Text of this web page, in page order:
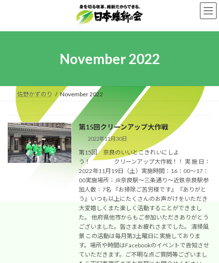
November 2022
佐野かずのり November 2022
第15回クリーンアップ大作戦
2022年11月30日
第15回 奈良のいいとこきれいにしよ
う！ クリーンアップ大作戦！！ 実 施 日：
2022年11月19日（土）実施時間：16：00～17：
00実施場所：JR奈良駅～三条通り～近鉄奈良駅参
加人数：7名 『お掃除ご苦労様です』『ありがと
う』いつも以上にたくさんのお声がけをいただき
大変嬉しくまた楽しく活動することができまし
た。 他府県他市からもご参加いただきありがとう
ございました。皆さまお疲れさまでした。 清掃風
景 この活動は毎月第3土曜日に実施しておりま
す。場所や時間はFacebookのイベントで告知させ
ていただきます。ご不明な点ご質問等ございまし